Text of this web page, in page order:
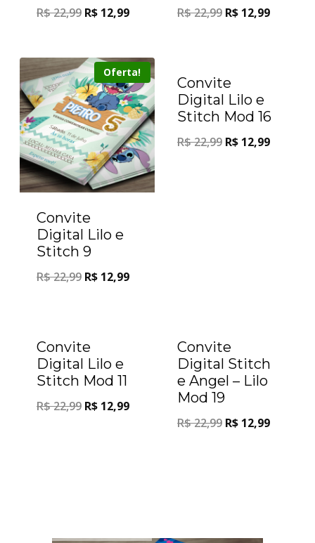
R$22,99 R$ 12,99 R$22,99 R$ 12,99
Oferta!
Convite
Digital Lilo e
Stitch 9
R$22,99 R$ 12,99
Convite
Digital Lilo e
Stitch Mod 16
R$22,99 R$ 12,99
Convite
Digital Lilo e
Stitch Mod 11
R$22,99 R$ 12,99
Convite
Digital Stitch
e Angel – Lilo
Mod 19
R$22,99 R$ 12,99